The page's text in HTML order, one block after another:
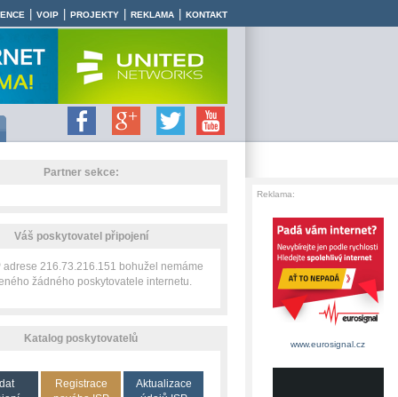
VOIP PROJEKTY REKLAMA KONTAKT
Partner sekce:
Váš poskytovatel připojení
adrese 216.73.216.151 bohužel nemáme
žádného poskytovatele internetu.
Katalog poskytovatelů
Registrace
Aktualizace
Reklama:
www.eurosignal.cz